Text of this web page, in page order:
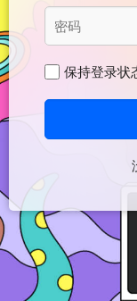
保持登录状